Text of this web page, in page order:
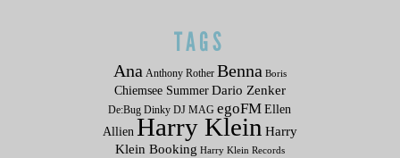
TAGS
Ana Anthony Rother Benna Boris
Chiemsee Summer Dario Zenker
De:Bug Dinky DJ MAG egoFM Ellen
Allien Harry Klein Harry
Klein Booking Harry Klein Records